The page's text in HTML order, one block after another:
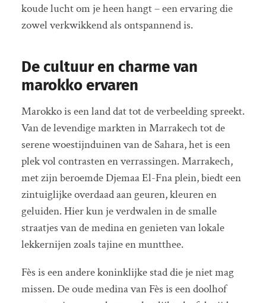
koude lucht om je heen hangt – een ervaring die
zowel verkwikkend als ontspannend is.
De cultuur en charme van
marokko ervaren
Marokko is een land dat tot de verbeelding spreekt.
Van de levendige markten in Marrakech tot de
serene woestijnduinen van de Sahara, het is een
plek vol contrasten en verrassingen. Marrakech,
met zijn beroemde Djemaa El-Fna plein, biedt een
zintuiglijke overdaad aan geuren, kleuren en
geluiden. Hier kun je verdwalen in de smalle
straatjes van de medina en genieten van lokale
lekkernijen zoals tajine en muntthee.
Fès is een andere koninklijke stad die je niet mag
missen. De oude medina van Fès is een doolhof